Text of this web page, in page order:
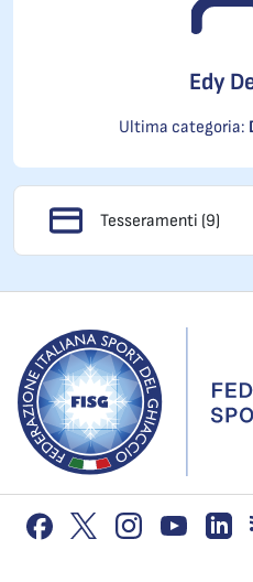
Edy
Ultima categoria:
Tesseramenti (9)